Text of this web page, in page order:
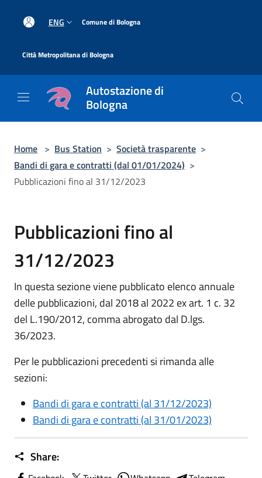
ENG Comune di Bologna
Città Metropolitana di Bologna
Autostazione di
Bologna
Home > Bus Station > Società trasparente >
Bandi di gara e contratti (dal 01/01/2024) >
Pubblicazioni fino al 31/12/2023
Pubblicazioni fino al
31/12/2023
In questa sezione viene pubblicato elenco annuale
delle pubblicazioni, dal 2018 al 2022 ex art. 1 c. 32
del L.190/2012, comma abrogato dal D.lgs.
36/2023.
Per le pubblicazioni precedenti si rimanda alle
sezioni:
Bandi di gara e contratti (al 31/12/2023)
Bandi di gara e contratti (al 31/01/2023)
Share: